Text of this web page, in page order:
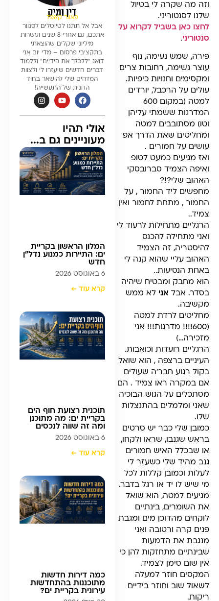
דין ומיק
פאוור קאפל
אבל אל תתנו לטייטלים לסנוור
אתכם, גם אחרי 8 שנים ועשרות
מיליוני שקלים שהוצאתי
בתקציבי פרסום – מדי יום אני
דואג ״ללכלך את הידיים״ וללמוד
דברים חדשים שיעזרו לי ולצוות
המדהים שלי להישאר בחוד
החנית של התעשייה!
אולי תהיו
מעוניינים גם ב...
המלון הראשון בקריית
ים: התיירות כמנוע נדל”ן
חדש
6 באוגוסט 2026
קרא עוד ←
תוכנית רצועת חוף הים
בקריית ים: מה מתוכנן
ומה זה שווה לנכסים
6 באוגוסט 2026
קרא עוד ←
כמה דירות חדשות
מתוכננות בהתחדשות
עירונית בקריית ים?
וזה מה שקרה לי בטיול
שלנו לסנטוריני.
לחצו כאן בשביל לקרוא על
סנטוריני.
פירה, שמש נעימה, נוף
עוצר נשימה, רחובות צרים
ומקסימים וחנויות כיפיות.
עולים על הרכבל, יורדים
למטה (במקום 600
המדרגות ששמתי עליהן
וטו) מסתובבים למטה
ומחליטים שאת הדרך אפ
עושים על חמורים .
ואז מגיעים כמעט לטופ
ואיפה הצמיד סברובסקי
האהוב שלי?!?
מחפשים ליד החמור , על
החמור , מתחת לחמור ואין
צמיד..
הרגליים מתחילות לרעוד לי
ואני מתחילה להכנס
להיסטריה, זה הצמיד
האהוב עליי שהוא קנה לי
באחת הנסיעות..
הוא מחבק ומבטיח שיהיה
בסדר. אבל אני לא ממש
מקשיבה.
מחליטים לרדת למטה
(600!!!! מדרגות!!! אני
מזכירה…)
הרגליים רועדות וכואבות.
העיניים ברצפה , הוא שואל
בקול רגוע חבר׳ה שעולים
אם במקרה ראו צמיד . הם
מסתכלים על הגוש הבוכיה
שאני ומלמלים בהתנצלות
שלו.
כמובן שלי כבר יש סרטים
בראש שגנבו, שראו ולקחו,
או שבכלל האיש חמורים
גנב מהיד שלי כשעזר לי
לעלות וכמובן קללות לכל
מי שיש לו יד או רגל בדבר.
מגיעים למטה, הוא שואל
את השומרים, בינתיים
לוקחים מהדוכן מים ומגבת
פנים קרה ורטובה ואני
מנגבת את הדמעות
שבינתיים מתחזקות להן כי
אין שום סימן לצמיד.
המקסים חוזר למעלה
לשאול שוב וחוזר בידיים
ריקות.